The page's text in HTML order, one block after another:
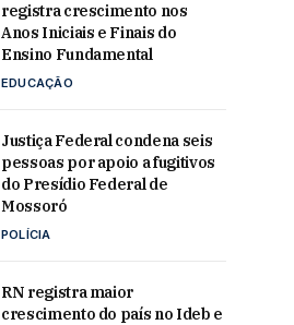
registra crescimento nos
Anos Iniciais e Finais do
Ensino Fundamental
EDUCAÇÃO
Justiça Federal condena seis
pessoas por apoio a fugitivos
do Presídio Federal de
Mossoró
POLÍCIA
RN registra maior
crescimento do país no Ideb e